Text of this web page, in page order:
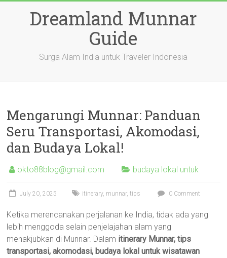
Dreamland Munnar
Guide
Surga Alam India untuk Traveler Indonesia
Mengarungi Munnar: Panduan
Seru Transportasi, Akomodasi,
dan Budaya Lokal!
okto88blog@gmail.com budaya lokal untuk
July 20, 2025 itinerary, munnar,tips 0 Comment
Ketika merencanakan perjalanan ke India, tidak ada yang
lebih menggoda selain penjelajahan alam yang
menakjubkan di Munnar. Dalam itinerary Munnar, tips
transportasi, akomodasi, budaya lokal untuk wisatawan